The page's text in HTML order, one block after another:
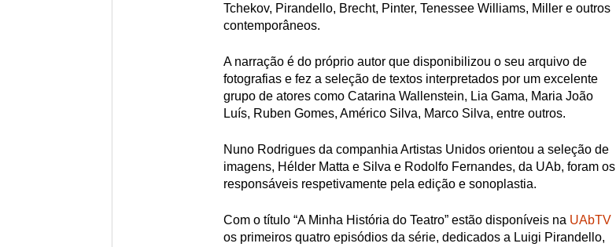
Tchekov, Pirandello, Brecht, Pinter, Tenessee Williams, Miller e outros
contemporâneos.
A narração é do próprio autor que disponibilizou o seu arquivo de
fotografias e fez a seleção de textos interpretados por um excelente
grupo de atores como Catarina Wallenstein, Lia Gama, Maria João
Luís, Ruben Gomes, Américo Silva, Marco Silva, entre outros.
Nuno Rodrigues da companhia Artistas Unidos orientou a seleção de
imagens, Hélder Matta e Silva e Rodolfo Fernandes, da UAb, foram os
responsáveis respetivamente pela edição e sonoplastia.
Com o título “A Minha História do Teatro” estão disponíveis na UAbTV
os primeiros quatro episódios da série, dedicados a Luigi Pirandello,